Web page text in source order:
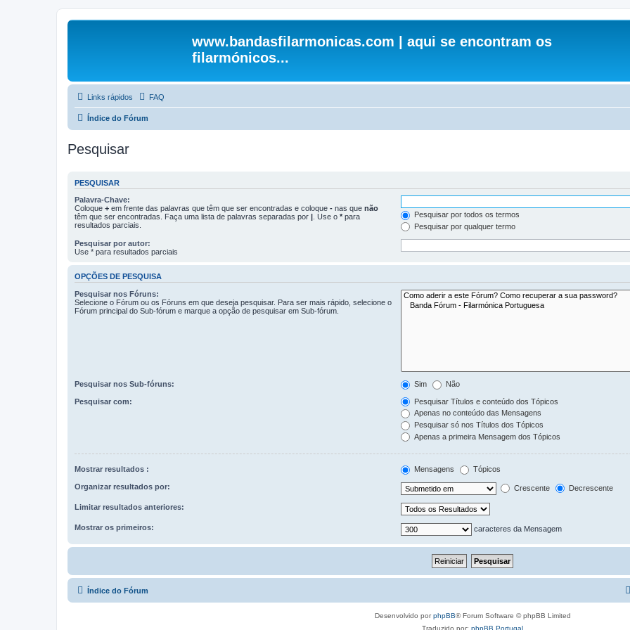
www.bandasfilarmonicas.com | aqui se encontram os
filarmónicos...
Links rápidos FAQ
Índice do Fórum
Pesquisar
PESQUISAR
Palavra-Chave:
Coloque + em frente das palavras que têm que ser encontradas e coloque - nas que não
têm que ser encontradas. Faça uma lista de palavras separadas por | . Use o * para
resultados parciais.
Pesquisar por todos os termos
Pesquisar por qualquer termo
Pesquisar por autor:
Use * para resultados parciais
OPÇÕES DE PESQUISA
Pesquisar nos Fóruns:
Selecione o Fórum ou os Fóruns em que deseja pesquisar. Para ser mais rápido, selecione o
Fórum principal do Sub-fórum e marque a opção de pesquisar em Sub-fórum.
Pesquisar nos Sub-fóruns: Sim Não
Pesquisar com:
Pesquisar Títulos e conteúdo dos Tópicos
Apenas no conteúdo das Mensagens
Pesquisar só nos Títulos dos Tópicos
Apenas a primeira Mensagem dos Tópicos
Mostrar resultados : Mensagens Tópicos
Organizar resultados por: Crescente Decrescente
Limitar resultados anteriores:
Mostrar os primeiros: caracteres da Mensagem
Índice do Fórum
Desenvolvido porphpBB® Forum Software © phpBB Limited
Traduzido por: phpBB Portugal